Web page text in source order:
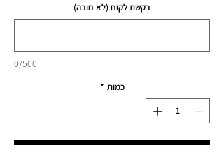
בקשת לקוח (לא חובה)
0/500
כמות *